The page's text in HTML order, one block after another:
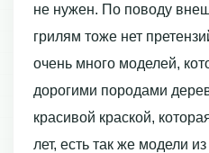
не нужен. По поводу
грилям тоже нет
очень много моделей,
дорогими породами
красивой краской,
лет, есть так же модели